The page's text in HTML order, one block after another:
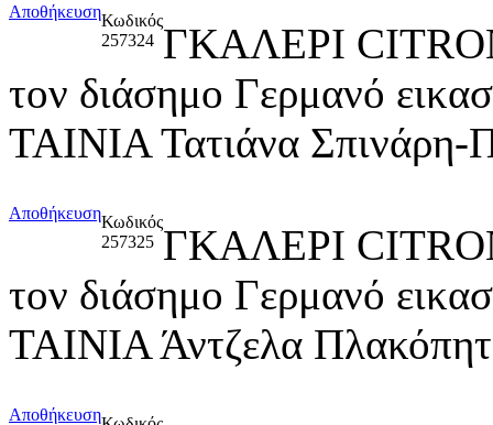
ΑποθήκευσηΚωδικός
257324 ΓΚΑΛΕΡΙ
τον διάσημο Γερμανό
ΤΑΙΝΙΑ Τατιάνα
ΑποθήκευσηΚωδικός
257325 ΓΚΑΛΕΡΙ
τον διάσημο Γερμανό
ΤΑΙΝΙΑ Άντζελα
Αποθήκευση